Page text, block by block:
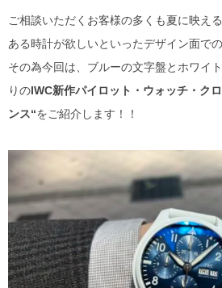
ご相談いただくお客様の多くも夏に映え
ある時計が欲しいといったデザイン面で
その為今回は、ブルーの文字盤とホワイ
りのIWC新作パイロット・ウォッチ・ク
ンス“をご紹介します！！